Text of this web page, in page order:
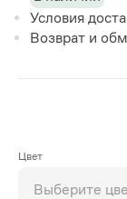
Условия
Возврат и
Цвет
Выберите